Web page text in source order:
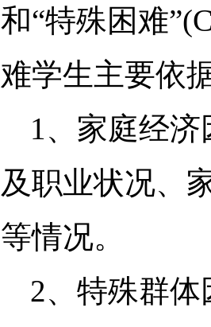
和“特殊困难
难学生主要依
1、家庭经
及职业状况、
等情况。
2、特殊群体